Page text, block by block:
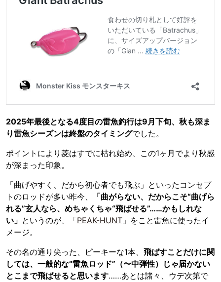
2025年最後となる4度目の雷魚釣行は9月下旬、秋も深ま
り雷魚シーズンは終盤のタイミングでした。
ポイントにより菱はすでに枯れ始め、この1ヶ月でより秋感
が深まった印象。
「曲げやすく、だから初心者でも飛ぶ」といったコンセプ
トのロッドが多い昨今、
「曲がらない、だからこそ“曲げら
れる”玄人なら、めちゃくちゃ“飛ばせる”……かもしれな
い」 というのが、「PEAK-HUNT 」をこと雷魚に使ったイ
メージ。
その名の通り尖った、ピーキーな1本、 飛ばすことだけに関
しては、一般的な“雷魚ロッド”（〜中弾性）じゃ届かない
とこまで飛ばせると思います……あとは諸々、ウデ次第で